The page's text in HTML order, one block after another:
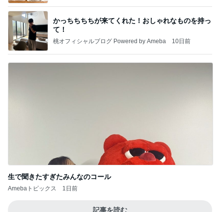
かっちちちちが来てくれた！おしゃれなものを持っ
て！
桃オフィシャルブログ Powered by Ameba 10日前
生で聞きたすぎたみんなのコール
Amebaトピックス 1日前
記事を読む